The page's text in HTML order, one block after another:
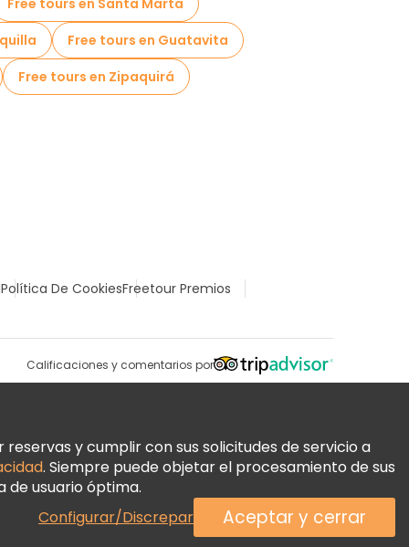
Free tours en Santa Marta
Free tours en Guatavita
Free tours en Zipaquirá
Política De CookiesFreetour Premios
Calificaciones y comentarios por
y cumplir con sus solicitudes de servicio a
. Siempre puede objetar el procesamiento de sus
de usuario óptima.
Configurar/Discrepar
Aceptar y cerrar